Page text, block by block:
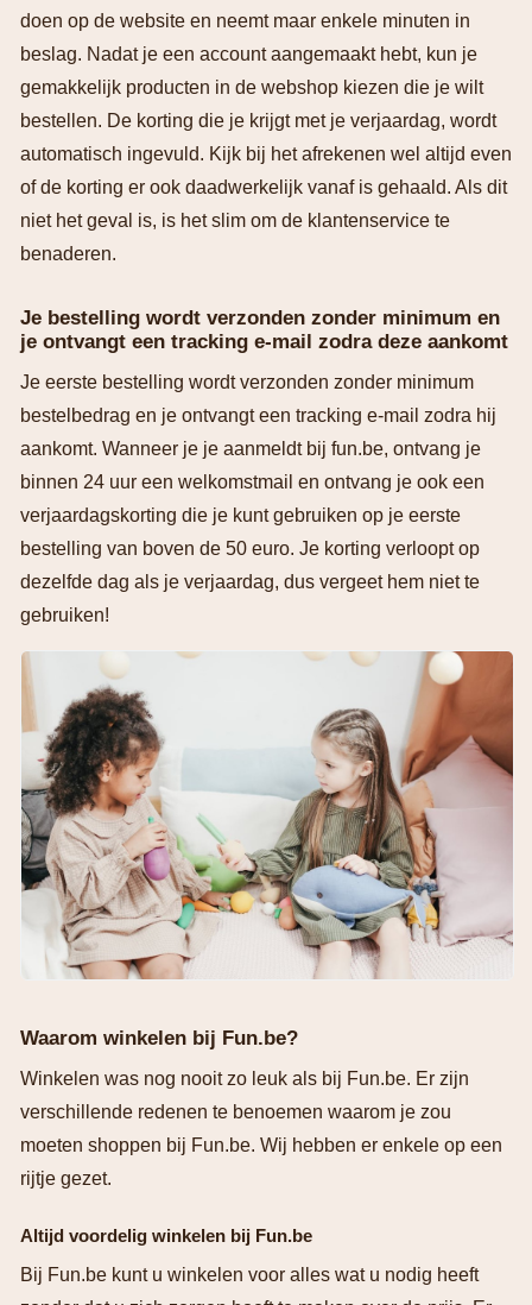
doen op de website en neemt maar enkele minuten in
beslag. Nadat je een account aangemaakt hebt, kun je
gemakkelijk producten in de webshop kiezen die je wilt
bestellen. De korting die je krijgt met je verjaardag, wordt
automatisch ingevuld. Kijk bij het afrekenen wel altijd even
of de korting er ook daadwerkelijk vanaf is gehaald. Als dit
niet het geval is, is het slim om de klantenservice te
benaderen.
Je bestelling wordt verzonden zonder minimum en
je ontvangt een tracking e-mail zodra deze aankomt
Je eerste bestelling wordt verzonden zonder minimum
bestelbedrag en je ontvangt een tracking e-mail zodra hij
aankomt. Wanneer je je aanmeldt bij fun.be, ontvang je
binnen 24 uur een welkomstmail en ontvang je ook een
verjaardagskorting die je kunt gebruiken op je eerste
bestelling van boven de 50 euro. Je korting verloopt op
dezelfde dag als je verjaardag, dus vergeet hem niet te
gebruiken!
Waarom winkelen bij Fun.be?
Winkelen was nog nooit zo leuk als bij Fun.be. Er zijn
verschillende redenen te benoemen waarom je zou
moeten shoppen bij Fun.be. Wij hebben er enkele op een
rijtje gezet.
Altijd voordelig winkelen bij Fun.be
Bij Fun.be kunt u winkelen voor alles wat u nodig heeft